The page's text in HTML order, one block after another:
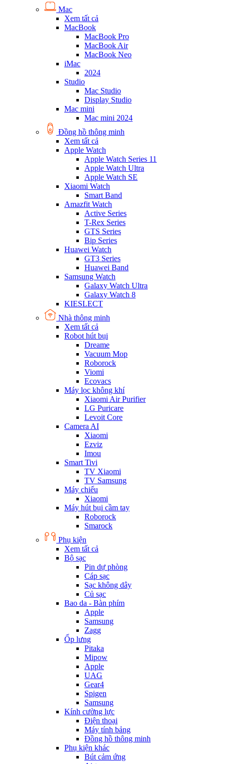
Mac
Xem tất cả
MacBook
MacBook Pro
MacBook Air
MacBook Neo
iMac
2024
Studio
Mac Studio
Display Studio
Mac mini
Mac mini 2024
Đồng hồ thông minh
Xem tất cả
Apple Watch
Apple Watch Series 11
Apple Watch Ultra
Apple Watch SE
Xiaomi Watch
Smart Band
Amazfit Watch
Active Series
T-Rex Series
GTS Series
Bip Series
Huawei Watch
GT3 Series
Huawei Band
Samsung Watch
Galaxy Watch Ultra
Galaxy Watch 8
KIESLECT
Nhà thông minh
Xem tất cả
Robot hút bụi
Dreame
Vacuum Mop
Roborock
Viomi
Ecovacs
Máy lọc không khí
Xiaomi Air Purifier
LG Puricare
Levoit Core
Camera AI
Xiaomi
Ezviz
Imou
Smart Tivi
TV Xiaomi
TV Samsung
Máy chiếu
Xiaomi
Máy hút bụi cầm tay
Roborock
Smarock
Phụ kiện
Xem tất cả
Bộ sạc
Pin dự phòng
Cáp sạc
Sạc không dây
Củ sạc
Bao da - Bàn phím
Apple
Samsung
Zagg
Ốp lưng
Pitaka
Mipow
Apple
UAG
Gear4
Spigen
Samsung
Kính cường lực
Điện thoại
Máy tính bảng
Đồng hồ thông minh
Phụ kiện khác
Bút cảm ứng